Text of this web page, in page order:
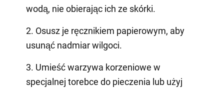
wodą, nie obierając ich ze skórki.
2. Osusz je ręcznikiem papierowym, aby
usunąć nadmiar wilgoci.
3. Umieść warzywa korzeniowe w
specjalnej torebce do pieczenia lub użyj